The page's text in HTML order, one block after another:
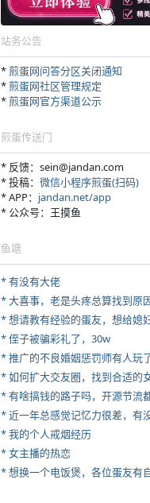
站务公告
*煎蛋网问答分区关闭通知
*煎蛋网社区管理规定
*煎蛋网官方渠道公示
煎蛋传送门
* 反馈：sein@jandan.com
* 投稿： 微信小程序煎蛋(扫码)
* APP： jandan.net/app
* 公众号：王摸鱼
鱼塘
* 有没有大佬
* 大喜事，老是头疼总算找到原
* 侄子被骗彩礼了，30w
* 推广的不良婚姻惩罚师有人玩
* 如何扩大交友圈，找到合适的
* 近一年总感觉记忆力很差，有
* 我的个人戒烟经历
* 女主播的热恋
* 想换一个电饭煲，各位蛋友有